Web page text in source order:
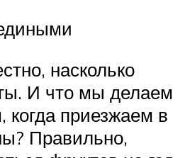
насколько
И что мы делаем
приезжаем в
Правильно,